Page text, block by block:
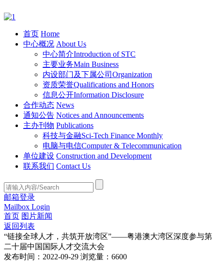
首页 Home
中心概况 About Us
中心简介Introduction of STC
主要业务Main Business
内设部门及下属公司 Organization
资质荣誉Qualifications and Honors
信息公开Information Disclosure
合作动态 News
通知公告 Notices and Announcements
主办刊物 Publications
科技与金融Sci-Tech Finance Monthly
电脑与电信Computer & Telecommunication
单位建设 Construction and Development
联系我们 Contact Us
邮箱登录
Mailbox Login
首页 图片新闻
返回列表
“链接全球人才，共筑开放湾区”——粤港澳大湾区深度参与第
二十届中国国际人才交流大会
发布时间：2022-09-29 浏览量：6600